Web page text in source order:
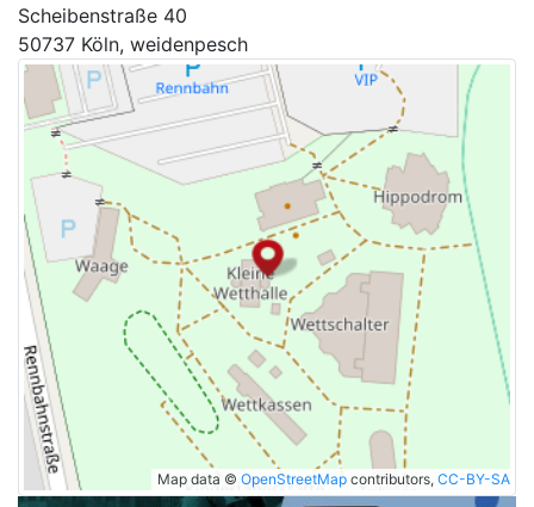
Scheibenstraße 40
50737 Köln, weidenpesch
Map data © OpenStreetMap contributors, CC-BY-SA